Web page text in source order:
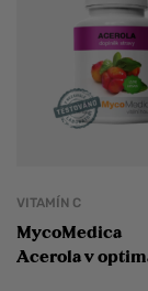
VITAMÍN C
MycoMedica
Acerola v